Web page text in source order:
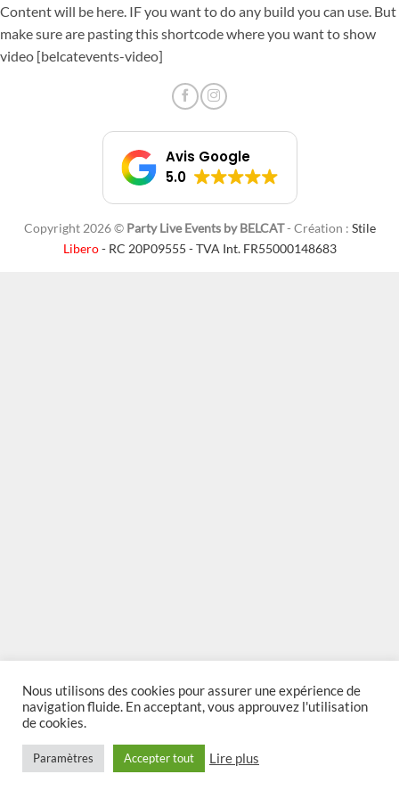
Passer
au
contenu
Content will be here. IF you want to do any build you can use. But
make sure are pasting this shortcode where you want to show
video [belcatevents-video]
Avis Google
5.0
Copyright 2026 © Party Live Events by BELCAT- Création : Stile
Libero - RC 20P09555 - TVA Int. FR55000148683
Nous utilisons des cookies pour assurer une expérience de
navigation fluide. En acceptant, vous approuvez l'utilisation
de cookies.
Paramètres Accepter tout Lire plus
CHATY